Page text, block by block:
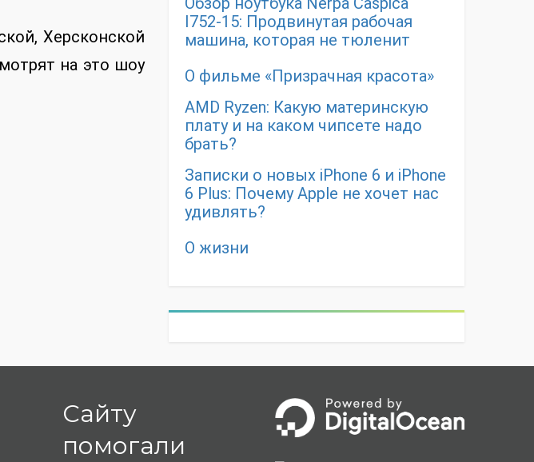
Херсконской
на это шоу
I752-15: Продвинутая рабочая
машина, которая не тюленит
О фильме «Призрачная красота»
AMD Ryzen: Какую материнскую
плату и на каком чипсете надо
брать?
Записки о новых iPhone 6 и iPhone
6 Plus: Почему Apple не хочет нас
удивлять?
О жизни
Сайту
помогали